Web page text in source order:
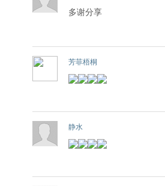
多谢分享
芳菲梧桐
静水